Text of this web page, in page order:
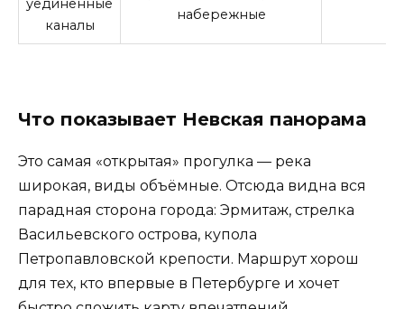
уединённые
каналы
набережные
Что показывает Невская панорама
Это самая «открытая» прогулка — река
широкая, виды объёмные. Отсюда видна вся
парадная сторона города: Эрмитаж, стрелка
Васильевского острова, купола
Петропавловской крепости. Маршрут хорош
для тех, кто впервые в Петербурге и хочет